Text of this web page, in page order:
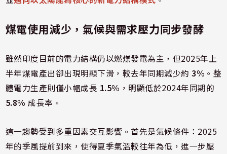
煤電使用減少，氣候與需求壓力同步發酵
雖然印度目前的電力結構仍以燃煤發電為主，但2025年上
半年煤電產出卻出現明顯下滑，較去年同期減少約3% 。整
體電力生產則僅小幅成長 1.5% ，明顯低於2024年同期的
5.8% 成長率。
這一趨勢受到多重因素交互影響。首先是氣候條件：2025
年的季風提前到來，使得夏季氣溫較往年為低，進一步壓